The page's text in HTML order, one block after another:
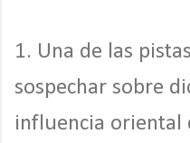
1. Una de las
sospechar sobre
influencia oriental